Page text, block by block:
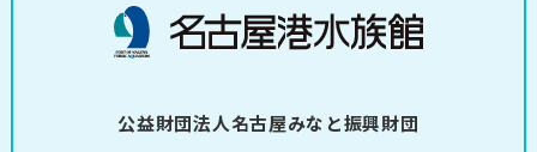
公益財団法人名古屋みなと振興財団